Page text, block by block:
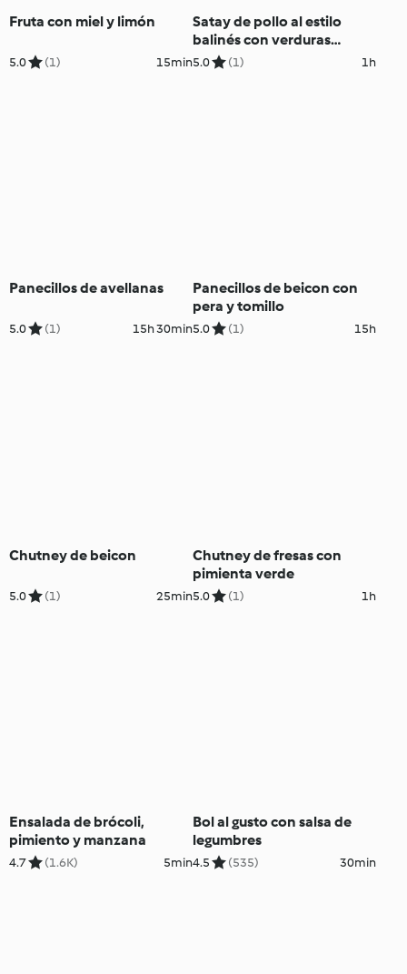
Fruta con miel y limón
5.0 (1) 15min
Satay de pollo al estilo
balinés con verduras
encurtidas
5.0 (1) 1h
Panecillos de avellanas
5.0 (1) 15h 30min
Panecillos de beicon con
pera y tomillo
5.0 (1) 15h
Chutney de beicon
5.0 (1) 25min
Chutney de fresas con
pimienta verde
5.0 (1) 1h
Ensalada de brócoli,
pimiento y manzana
4.7 (1.6K) 5min
Bol al gusto con salsa de
legumbres
4.5 (535) 30min